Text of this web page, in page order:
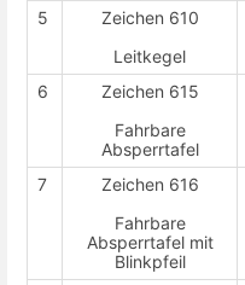
5
Zeichen 610
Leitkegel
6
Zeichen 615
Fahrbare
Absperrtafel
7
Zeichen 616
Fahrbare
Absperrtafel mit
Blinkpfeil